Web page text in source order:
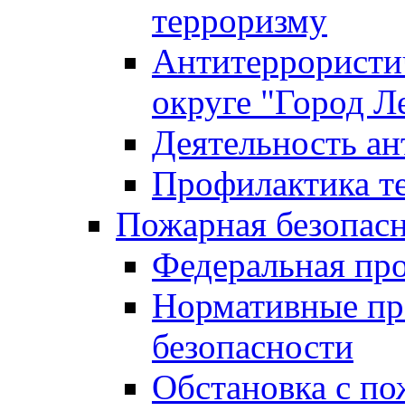
терроризму
округе "Город
Деятельность
Профилактика
Пожарная
Федеральная
Нормативные
безопасности
Обстановка с